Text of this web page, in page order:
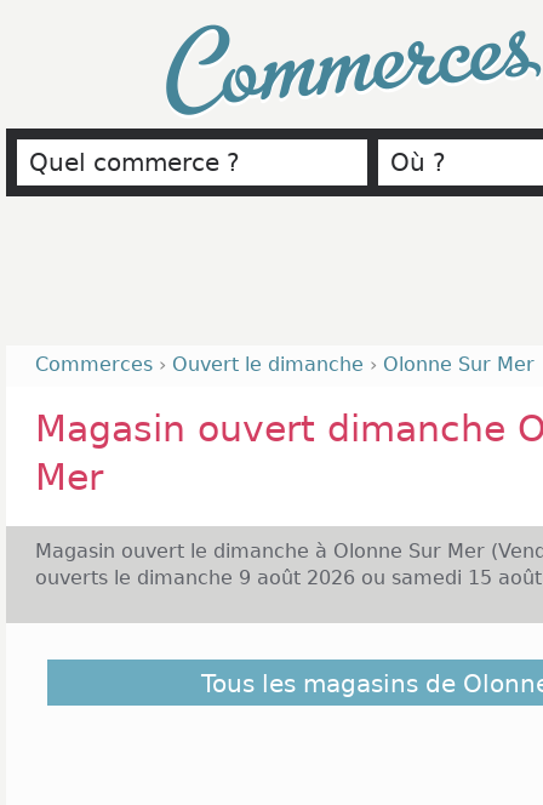
Commerces › Ouvert le dimanche › Olonne Sur Mer
Magasin ouvert dimanche
Mer
Magasin ouvert le dimanche à Olonne Sur Mer
ouverts le dimanche 9 août 2026 ou samedi 15
La ville d'Olonne-sur-Mer se trouve dans le
Pays de la Loire et elle compte plus de 13
Tous les magasins de